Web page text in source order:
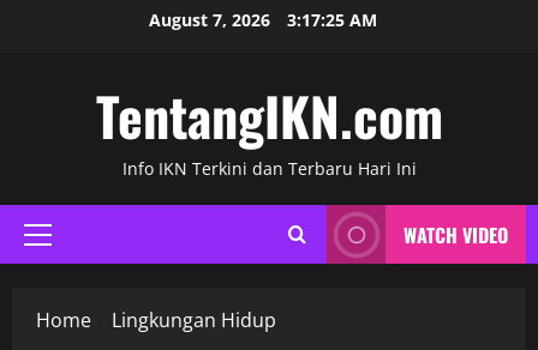
August 7, 2026 3:17:25 AM
TentangIKN.com
Info IKN Terkini dan Terbaru Hari Ini
Primary
Menu
WATCH VIDEO
Home Lingkungan Hidup